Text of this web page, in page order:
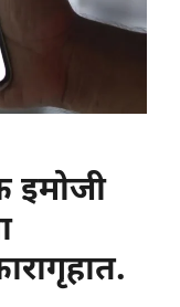
इमोजी